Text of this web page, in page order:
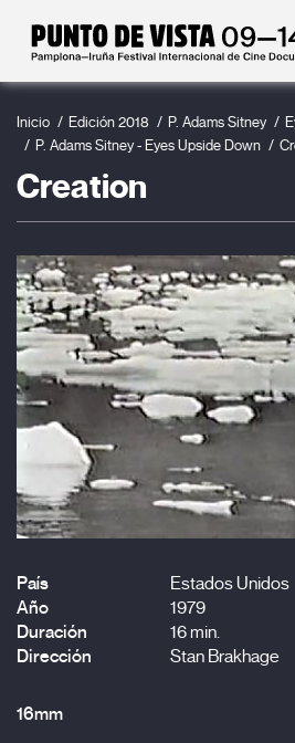
Inicio Edición 2018 P. Adams Sitney
P. Adams Sitney - Eyes Upside Down
Creation
País
Estados Unidos
Año
1979
Duración
16 min.
Dirección
Stan Brakhage
16mm